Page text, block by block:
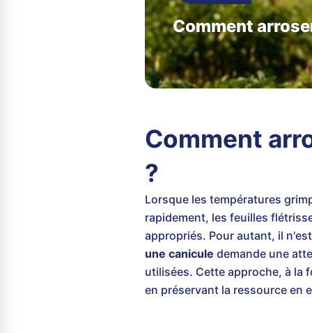
Comment
Comment
?
Lorsque les températures
rapidement, les feuilles
appropriés. Pour autant, il
une canicule demande une
utilisées. Cette approche, à la
en préservant la ressource en